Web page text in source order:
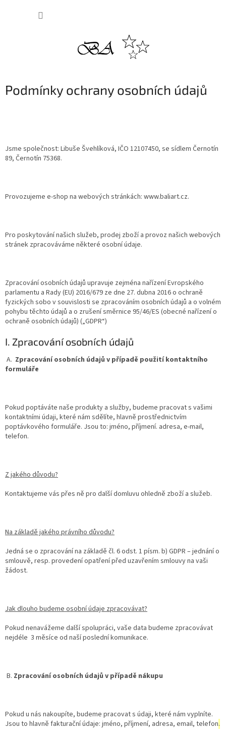
Podmínky ochrany osobních údajů
Jsme společnost: Libuše Švehlíková, IČO 12107450, se sídlem Černotín
89, Černotín 75368.
Provozujeme e-shop na webových stránkách: www.baliart.cz.
Pro poskytování našich služeb, prodej zboží a provoz našich webových
stránek zpracováváme některé osobní údaje.
Zpracování osobních údajů upravuje zejména nařízení Evropského
parlamentu a Rady (EU) 2016/679 ze dne 27. dubna 2016 o ochraně
fyzických sobo v souvislosti se zpracováním osobních údajů a o volném
pohybu těchto údajů a o zrušení směrnice 95/46/ES (obecné nařízení o
ochraně osobních údajů) („GDPR“)
I. Zpracování osobních údajů
A. Zpracování osobních údajů v případě použití kontaktního
formuláře
Pokud poptáváte naše produkty a služby, budeme pracovat s vašimi
kontaktními údaji, které nám sdělíte, hlavně prostřednictvím
poptávkového formuláře. Jsou to: jméno, příjmení. adresa, e-mail,
telefon.
Z jakého důvodu?
Kontaktujeme vás přes ně pro další domluvu ohledně zboží a služeb.
Na základě jakého právního důvodu?
Jedná se o zpracování na základě čl. 6 odst. 1 písm. b) GDPR – jednání o
smlouvě, resp. provedení opatření před uzavřením smlouvy na vaši
žádost.
Jak dlouho budeme osobní údaje zpracovávat?
Pokud nenavážeme další spolupráci, vaše data budeme zpracovávat
nejdéle 3 měsíce od naší poslední komunikace.
B. Zpracování osobních údajů v případě nákupu
Pokud u nás nakoupíte, budeme pracovat s údaji, které nám vyplníte.
Jsou to hlavně fakturační údaje: jméno, příjmení, adresa, email, telefon.